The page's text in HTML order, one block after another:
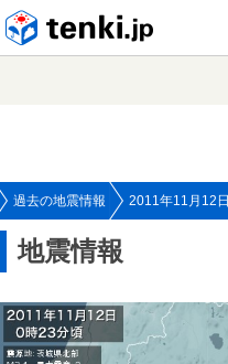
過去の地震情報 2011年11月12日
地震情報